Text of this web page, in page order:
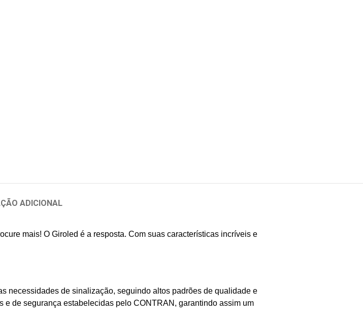
ADICIONAL
mais! O Giroled é a resposta. Com suas características incríveis e
necessidades de sinalização, seguindo altos padrões de qualidade e
de segurança estabelecidas pelo CONTRAN, garantindo assim um